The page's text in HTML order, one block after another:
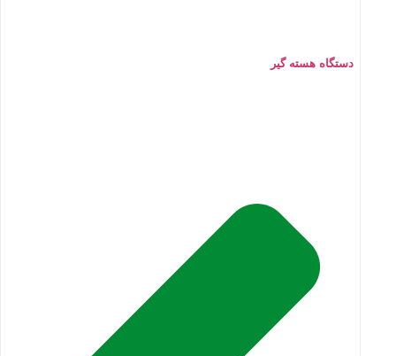
دستگاه هسته گیر